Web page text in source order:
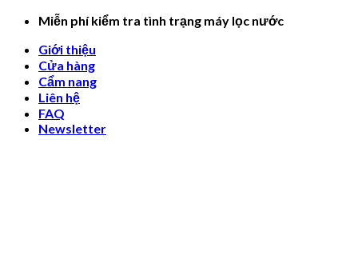
Skip
content
Miễn phí kiểm tra tình trạng máy lọc nước
Giới thiệu
Cửa hàng
Cẩm nang
Liên hệ
FAQ
Newsletter